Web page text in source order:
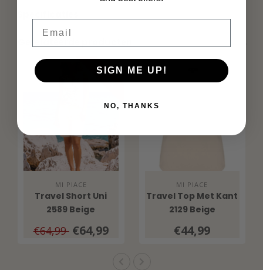
SALE 0%
MI PIACE
Travel Short Uni
2589 Beige
€64,99 €64,99
MI PIACE
Travel Top Met Kant
2129 Beige
€44,99
SIGN ME UP!
NO, THANKS